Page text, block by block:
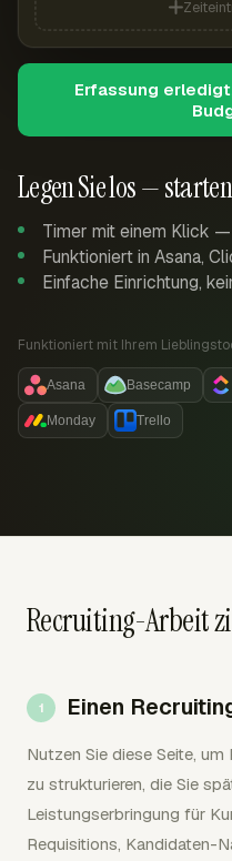
Legen Sie los —
Timer mit einem Klick
Funktioniert in Asana,
Einfache Einrichtung,
Funktioniert mit Ihrem
Asana Basecamp
Monday Trello
Erfassung
Recruiting-Arbeit
Einen
Nutzen Sie diese Seite,
zu strukturieren, die Sie
Leistungserbringung für
Requisitions, Kandidaten-